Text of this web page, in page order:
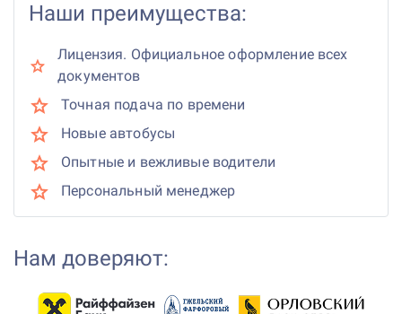
Наши преимущества:
Лицензия. Официальное оформление всех
документов
Точная подача по времени
Новые автобусы
Опытные и вежливые водители
Персональный менеджер
Нам доверяют: